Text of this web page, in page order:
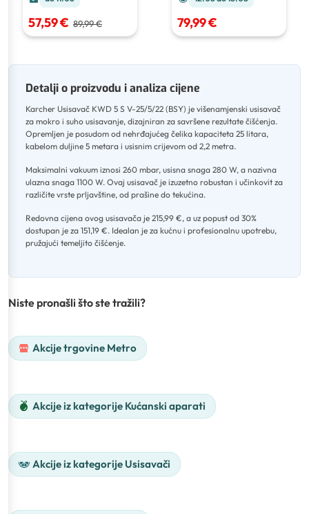
57,59 € 89,99 € 79,99 €
Detalji o proizvodu i analiza cijene
Karcher Usisavač KWD 5 S V-25/5/22 (BSY) je višenamjenski usisavač
za mokro i suho usisavanje, dizajniran za savršene rezultate čišćenja.
Opremljen je posudom od nehrđajućeg čelika kapaciteta 25 litara,
kabelom duljine 5 metara i usisnim crijevom od 2,2 metra.
Maksimalni vakuum iznosi 260 mbar, usisna snaga 280 W, a nazivna
ulazna snaga 1100 W. Ovaj usisavač je izuzetno robustan i učinkovit za
različite vrste prljavštine, od prašine do tekućina.
Redovna cijena ovog usisavača je 215,99 €, a uz popust od 30%
dostupan je za 151,19 €. Idealan je za kućnu i profesionalnu upotrebu,
pružajući temeljito čišćenje.
Niste pronašli što ste tražili?
Akcije trgovine Metro
Akcije iz kategorije Kućanski aparati
Akcije iz kategorije Usisavači